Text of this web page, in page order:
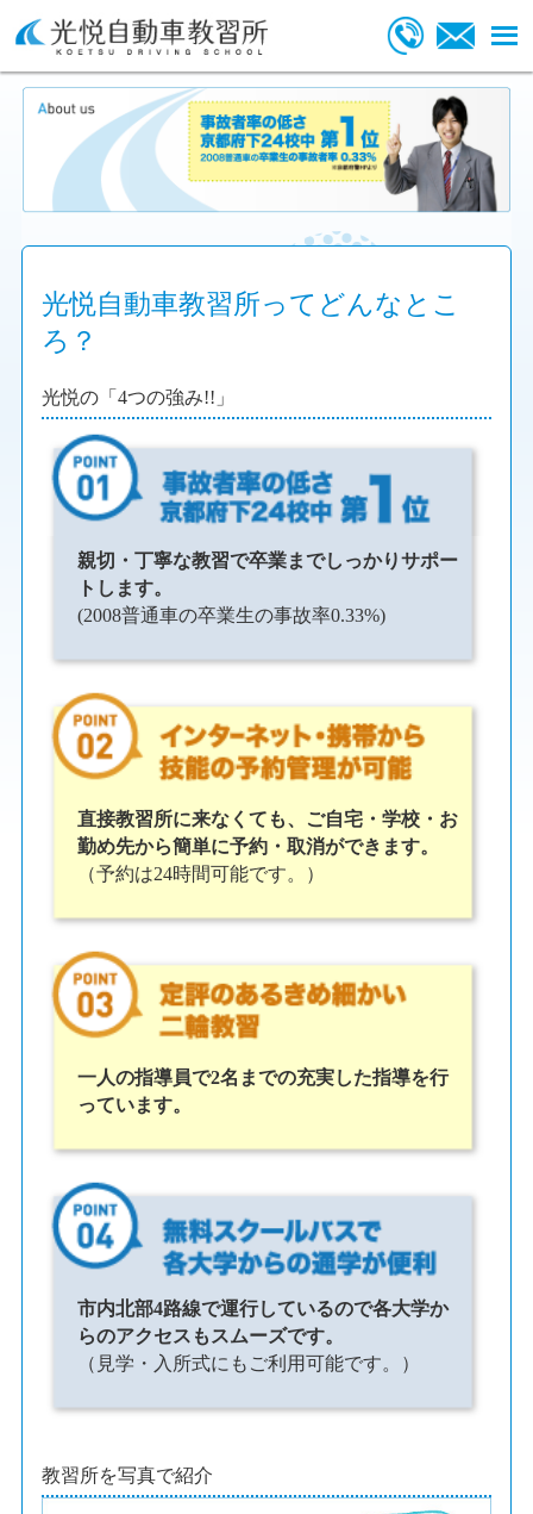
光悦自動車教習所ってどんなとこ
ろ？
光悦の「4つの強み!!」
親切・丁寧な教習で卒業までしっかりサポー
トします。
(2008普通車の卒業生の事故率0.33%)
直接教習所に来なくても、ご自宅・学校・お
勤め先から簡単に予約・取消ができます。
（予約は24時間可能です。）
一人の指導員で2名までの充実した指導を行
っています。
市内北部4路線で運行しているので各大学か
らのアクセスもスムーズです。
（見学・入所式にもご利用可能です。）
教習所を写真で紹介